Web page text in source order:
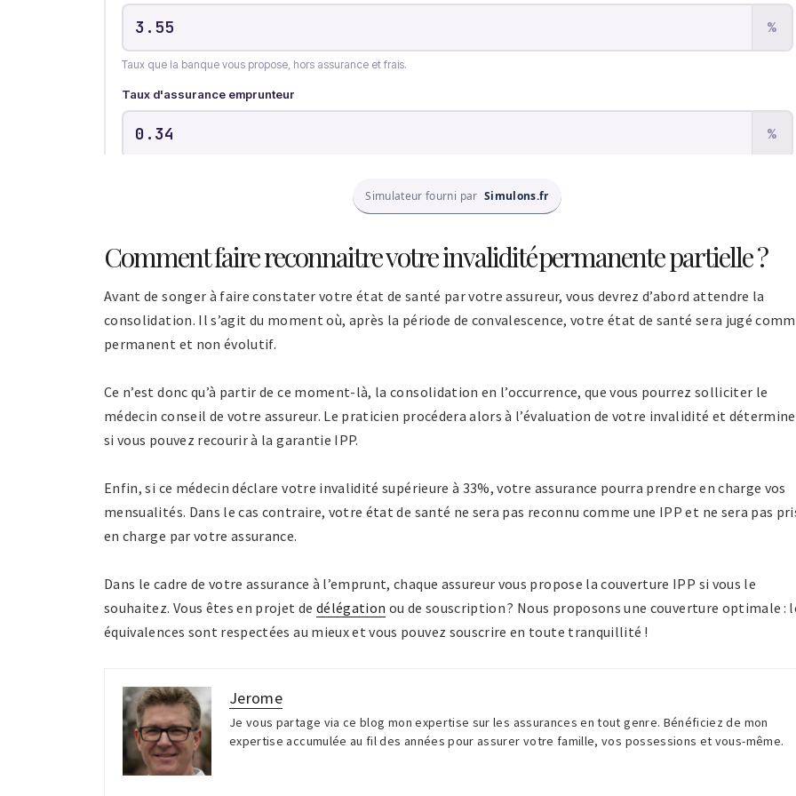
Simulateur fourni par Simulons.fr
Comment faire reconnaitre votre invalidité permanente partielle ?
Avant de songer à faire constater votre état de santé par votre assureur, vous devrez d’abord attendre la
consolidation. Il s’agit du moment où, après la période de convalescence, votre état de santé sera jugé
permanent et non évolutif.
Ce n’est donc qu’à partir de ce moment-là, la consolidation en l’occurrence, que vous pourrez solliciter le
médecin conseil de votre assureur. Le praticien procédera alors à l’évaluation de votre invalidité et
si vous pouvez recourir à la garantie IPP.
Enfin, si ce médecin déclare votre invalidité supérieure à 33%, votre assurance pourra prendre en charge vos
mensualités. Dans le cas contraire, votre état de santé ne sera pas reconnu comme une IPP et ne sera pas
en charge par votre assurance.
Dans le cadre de votre assurance à l’emprunt, chaque assureur vous propose la couverture IPP si vous le
souhaitez. Vous êtes en projet de délégation ou de souscription ? Nous proposons une couverture optimale :
équivalences sont respectées au mieux et vous pouvez souscrire en toute tranquillité !
Jerome
Je vous partage via ce blog mon expertise sur les assurances en tout genre. Bénéficiez de mon
expertise accumulée au fil des années pour assurer votre famille, vos possessions et vous-même.